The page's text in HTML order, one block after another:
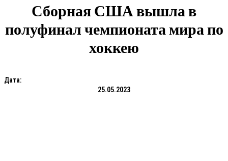
Сборная США вышла в
полуфинал чемпионата мира по
хоккею
Дата:
25.05.2023